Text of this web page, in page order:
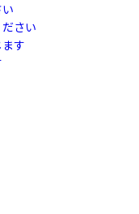
さい
す